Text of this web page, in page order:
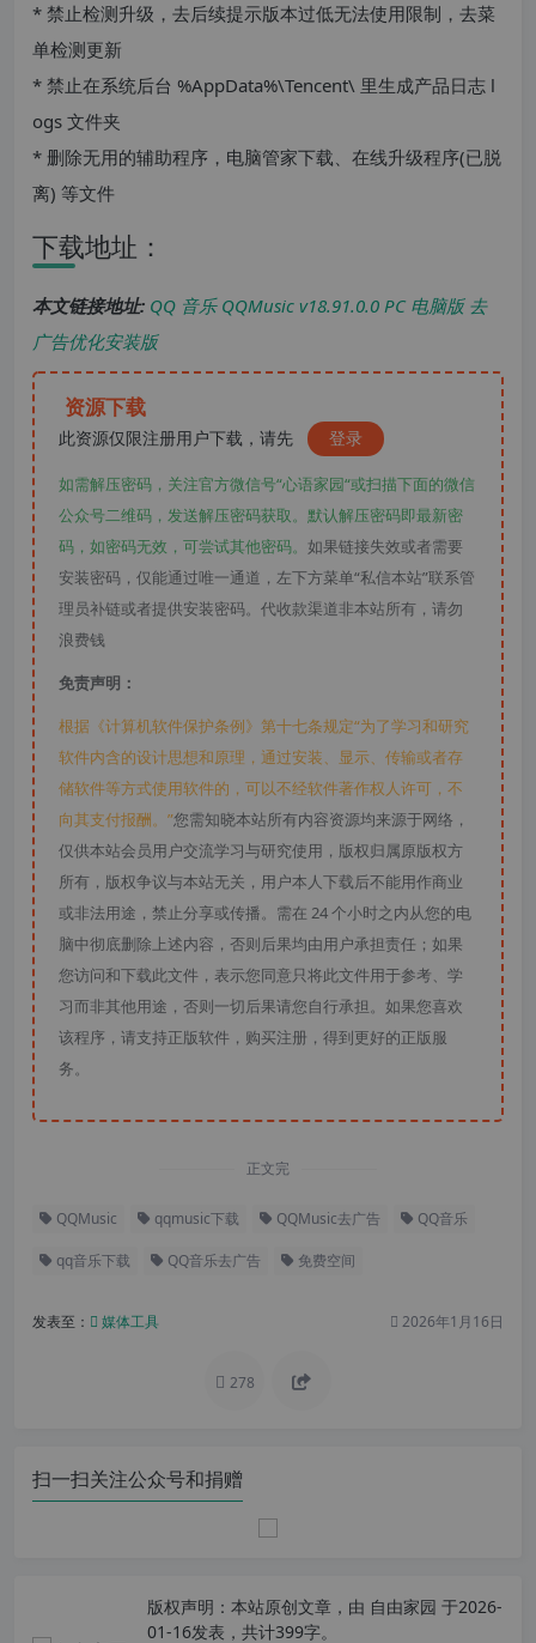
* 禁止检测升级，去后续提示版本过低无法使用限制，去菜
单检测更新
* 禁止在系统后台 %AppData%\Tencent\ 里生成产品日志 l
ogs 文件夹
* 删除无用的辅助程序，电脑管家下载、在线升级程序(已脱
离) 等文件
下载地址：
本文链接地址: QQ 音乐 QQMusic v18.91.0.0 PC 电脑版 去
广告优化安装版
资源下载
此资源仅限注册用户下载，请先 登录
如需解压密码，关注官方微信号“心语家园“或扫描下面的微信
公众号二维码，发送解压密码获取。默认解压密码即最新密
码，如密码无效，可尝试其他密码。 如果链接失效或者需要
安装密码，仅能通过唯一通道，左下方菜单“私信本站”联系管
理员补链或者提供安装密码。代收款渠道非本站所有，请勿
浪费钱
免责声明：
根据《计算机软件保护条例》第十七条规定“为了学习和研究
软件内含的设计思想和原理，通过安装、显示、传输或者存
储软件等方式使用软件的，可以不经软件著作权人许可，不
向其支付报酬。”您需知晓本站所有内容资源均来源于网络，
仅供本站会员用户交流学习与研究使用，版权归属原版权方
所有，版权争议与本站无关，用户本人下载后不能用作商业
或非法用途，禁止分享或传播。需在 24 个小时之内从您的电
脑中彻底删除上述内容，否则后果均由用户承担责任；如果
您访问和下载此文件，表示您同意只将此文件用于参考、学
习而非其他用途，否则一切后果请您自行承担。如果您喜欢
该程序，请支持正版软件，购买注册，得到更好的正版服
务。
正文完
QQMusic qqmusic下载 QQMusic去广告 QQ音乐
qq音乐下载 QQ音乐去广告 免费空间
发表至： 媒体工具 2026年1月16日
278
扫一扫关注公众号和捐赠
版权声明： 本站原创文章，由 自由家园 于2026-
01-16发表，共计399字。